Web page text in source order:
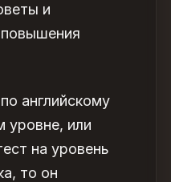
и
английскому
уровне, или
на уровень
, то он